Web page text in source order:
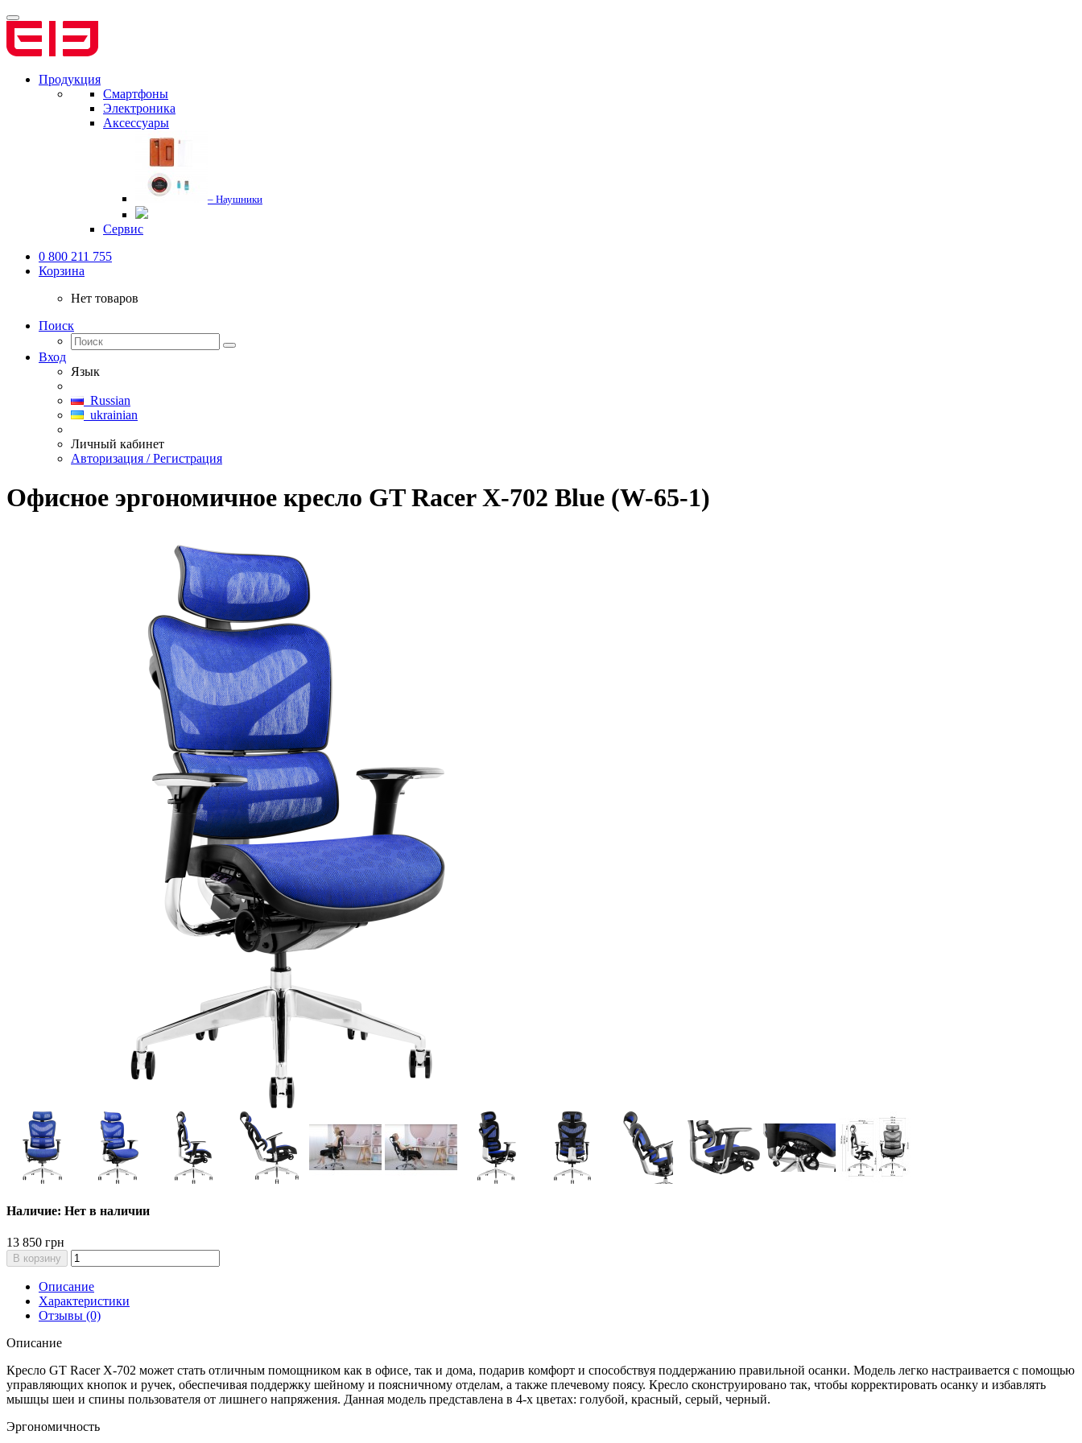
Продукция
Смартфоны
Электроника
Аксессуары
– Наушники
Сервис
0 800 211 755
Корзина
Нет товаров
Поиск
Вход
Язык
Russian
ukrainian
Личный кабинет
Авторизация / Регистрация
Офисное эргономичное кресло GT Racer X-702 Blue (W-65-1)
Наличие: Нет в наличии
13 850 грн
В корзину
Описание
Характеристики
Отзывы (0)
Описание
Кресло GT Racer X-702 может стать отличным помощником как в офисе, так и дома, подарив комфорт и способствуя поддержанию правильной осанки. Модель легко настраивается с помощью
управляющих кнопок и ручек, обеспечивая поддержку шейному и поясничному отделам, а также плечевому поясу. Кресло сконструировано так, чтобы корректировать осанку и избавлять
мышцы шеи и спины пользователя от лишнего напряжения. Данная модель представлена в 4-х цветах: голубой, красный, серый, черный.
Эргономичность